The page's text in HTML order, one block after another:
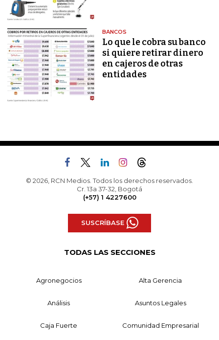
BANCOS
Lo que le cobra su banco
si quiere retirar dinero
en cajeros de otras
entidades
© 2026, RCN Medios. Todos los derechos reservados.
Cr. 13a 37-32, Bogotá
(+57) 1 4227600
SUSCRÍBASE
TODAS LAS SECCIONES
Agronegocios Alta Gerencia
Análisis Asuntos Legales
Caja Fuerte Comunidad Empresarial